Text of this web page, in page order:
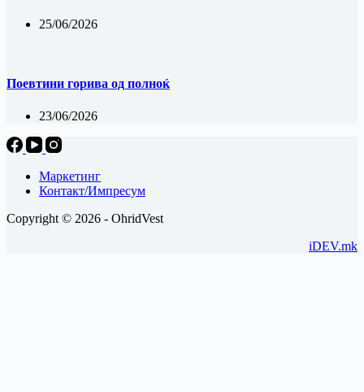
25/06/2026
Поевтини горива од полноќ
23/06/2026
Маркетинг
Контакт/Импресум
Copyright © 2026 - OhridVest
iDEV.mk